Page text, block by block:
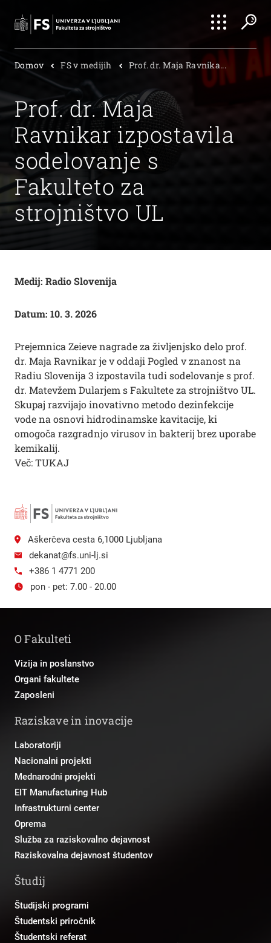
Išči
Domov FS v medijih Prof. dr. Maja Ravnika...
Prof. dr. Maja
Ravnikar izpostavila
sodelovanje s
Fakulteto za
strojništvo UL
Medij: Radio Slovenija
Datum: 10. 3. 2026
Prejemnica Zeieve nagrade za življenjsko delo prof.
dr. Maja Ravnikar je v oddaji Pogled v znanost na
Radiu Slovenija 3 izpostavila tudi sodelovanje s prof.
dr. Matevžem Dularjem s Fakultete za strojništvo UL.
Skupaj razvijajo inovativno metodo dezinfekcije
vode na osnovi hidrodinamske kavitacije, ki
omogoča razgradnjo virusov in bakterij brez uporabe
kemikalij.
Več:TUKAJ
Aškerčeva cesta 6,1000 Ljubljana
dekanat@fs.uni-lj.si
+386 1 4771 200
pon - pet: 7.00 - 20.00
O Fakulteti
Vizija in poslanstvo
Organi fakultete
Zaposleni
Raziskave in inovacije
Laboratoriji
Nacionalni projekti
Mednarodni projekti
EIT Manufacturing Hub
Infrastrukturni center
Oprema
Služba za raziskovalno dejavnost
Raziskovalna dejavnost študentov
Študij
Študijski programi
Študentski priročnik
Študentski referat